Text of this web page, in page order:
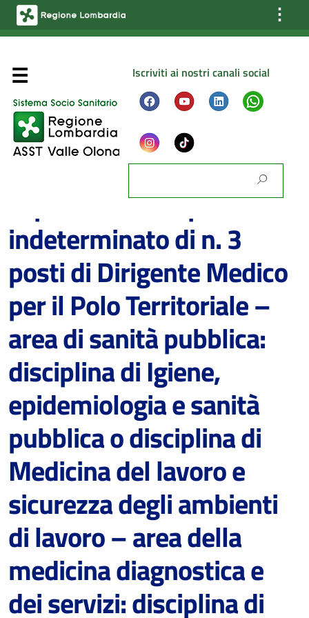
⋮
Iscriviti ai nostri canali social
Configurazione dell’ Azienda
Gli Organi dell’ Azienda
Gli Organismi aziendali
L’organizzazione dipartimentale
Le Strutture Organizzative
Gli Organismi di rappresentanza territoriale
Organigrammi
Carta dei Servizi
Reparti e Servizi ospedalieri
15/05/2023
Concorso pubblico per la
copertura a tempo
indeterminato di n. 3
posti di Dirigente Medico
per il Polo Territoriale –
area di sanità pubblica:
disciplina di Igiene,
epidemiologia e sanità
pubblica o disciplina di
Medicina del lavoro e
sicurezza degli ambienti
di lavoro – area della
medicina diagnostica e
dei servizi: disciplina di